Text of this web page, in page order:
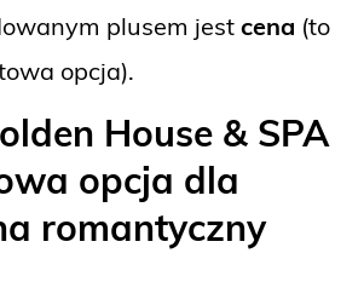
plusem jest cena (to
opcja).
House & SPA
opcja dla
romantyczny